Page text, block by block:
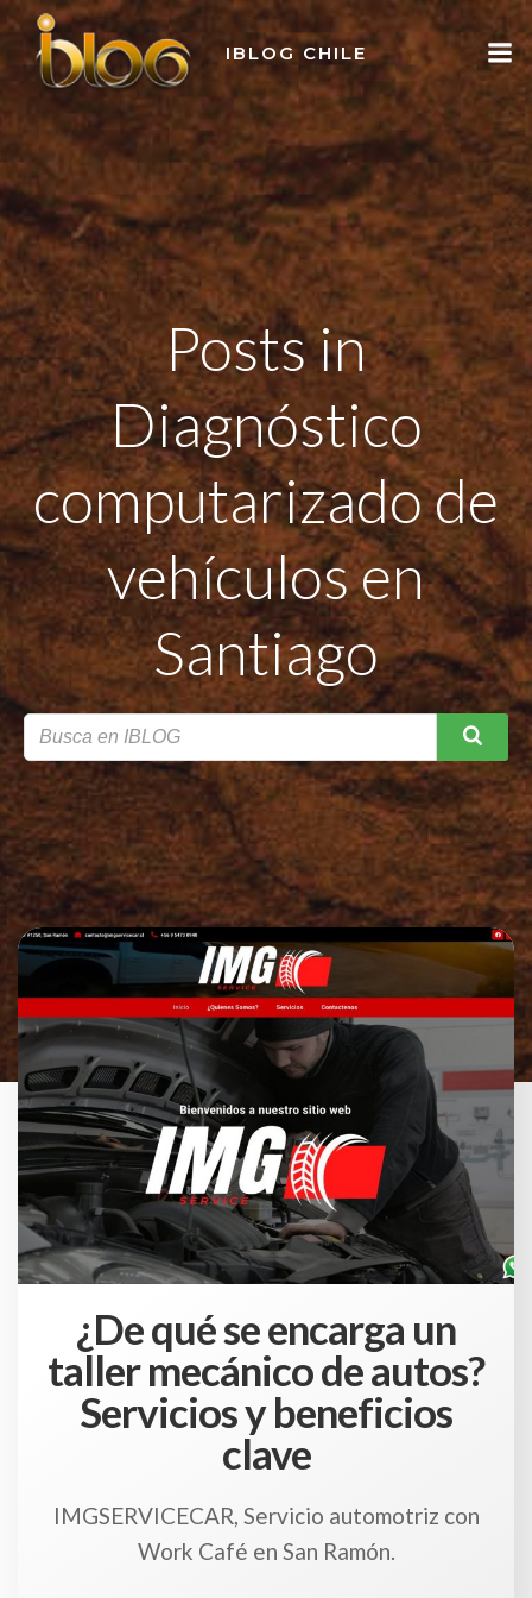
Skip
to
content
IBLOG CHILE
Posts in
Diagnóstico
computarizado de
vehículos en
Santiago
¿De qué se encarga un
taller mecánico de autos?
Servicios y beneficios
clave
IMGSERVICECAR, Servicio automotriz con
Work Café en San Ramón.